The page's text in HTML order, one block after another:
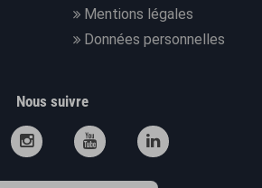
Mentions légales
Données personnelles
Nous suivre